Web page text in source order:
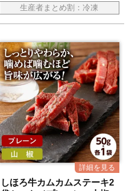
生産者まとめ割：冷凍
しほろ牛カムカムステーキ2